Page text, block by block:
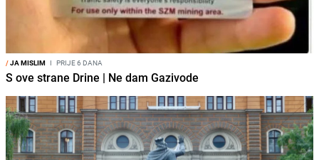
/JA MISLIM I PRIJE 6 DANA
S ove strane Drine | Ne dam Gazivode